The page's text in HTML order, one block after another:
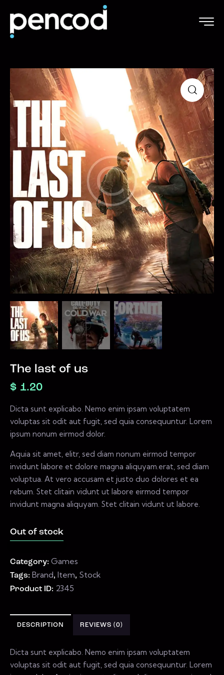
The last of us
$ 1.20
Dicta sunt explicabo. Nemo enim ipsam voluptatem
voluptas sit odit aut fugit, sed quia consequuntur. Lorem
ipsum nonum eirmod dolor.
Aquia sit amet, elitr, sed diam nonum eirmod tempor
invidunt labore et dolore magna aliquyam.erat, sed diam
voluptua. At vero accusam et justo duo dolores et ea
rebum. Stet clitain vidunt ut labore eirmod tempor
invidunt magna aliquyam. Stet clitain vidunt ut labore.
Out of stock
Category: Games
Tags: Brand, Item, Stock
Product ID: 2345
DESCRIPTION REVIEWS (0)
Dicta sunt explicabo. Nemo enim ipsam voluptatem
voluptas sit odit aut fugit, sed quia consequuntur. Lorem